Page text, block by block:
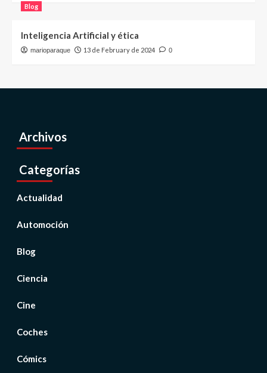
Blog
Inteligencia Artificial y ética
marioparaque 13 de February de 2024 0
Archivos
Categorías
Actualidad
Automoción
Blog
Ciencia
Cine
Coches
Cómics